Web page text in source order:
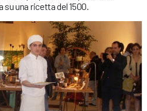
su una ricetta del 1500.